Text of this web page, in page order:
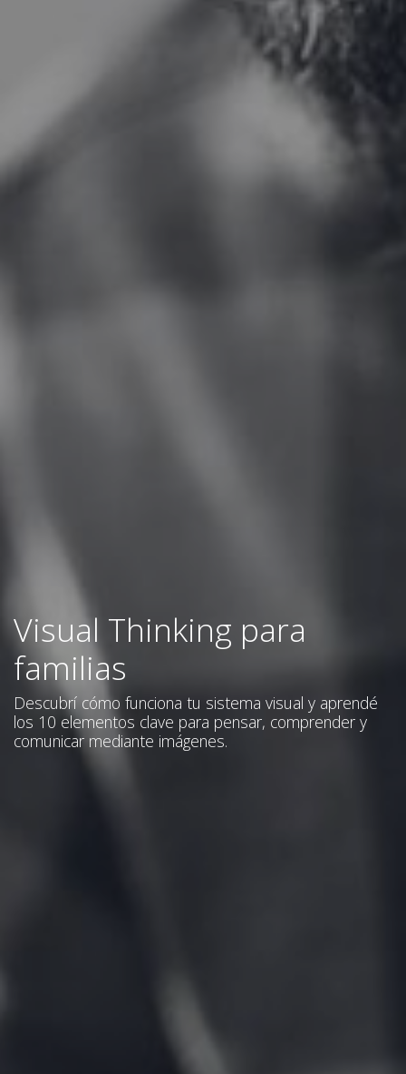
Visual Thinking para
familias
Descubrí cómo funciona tu sistema visual y aprendé
los 10 elementos clave para pensar, comprender y
comunicar mediante imágenes.